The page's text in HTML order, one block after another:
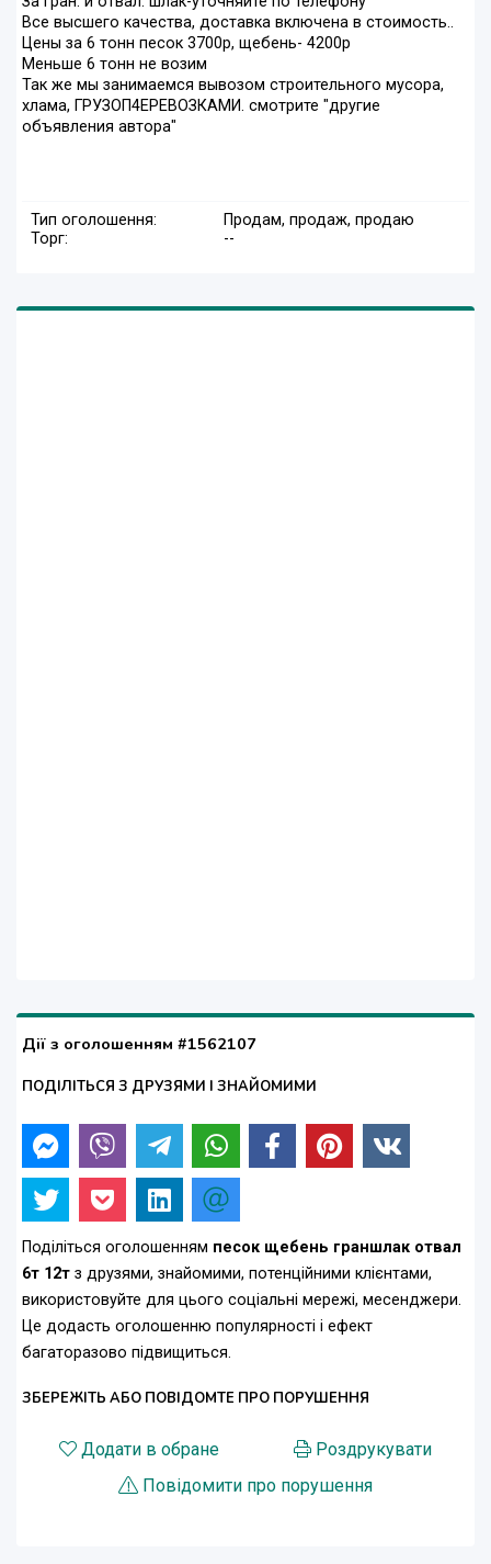
Все высшего качества, доставка включена в стоимость..
Цены за 6 тонн песок 3700р, щебень- 4200р
Меньше 6 тонн не возим
Так же мы занимаемся вывозом строительного мусора,
хлама, ГРУЗОП4ЕРЕВОЗКАМИ. смотрите "другие
объявления автора"
Тип оголошення:
Продам, продаж, продаю
Торг:
--
Дії з оголошенням #1562107
ПОДІЛІТЬСЯ З ДРУЗЯМИ І ЗНАЙОМИМИ
Поділіться оголошенням песок щебень граншлак отвал
6т 12т з друзями, знайомими, потенційними клієнтами,
використовуйте для цього соціальні мережі, месенджери.
Це додасть оголошенню популярності і ефект
багаторазово підвищиться.
ЗБЕРЕЖІТЬ АБО ПОВІДОМТЕ ПРО ПОРУШЕННЯ
Додати в обране
Роздрукувати
Повідомити про порушення